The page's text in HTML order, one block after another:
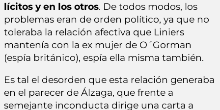
lícitos y en los otros. De todos modos, los
problemas eran de orden político, ya que no
toleraba la relación afectiva que Liniers
mantenía con la ex mujer de O´Gorman
(espía británico), espía ella misma también.
Es tal el desorden que esta relación generaba
en el parecer de Álzaga, que frente a
semejante inconducta dirige una carta a